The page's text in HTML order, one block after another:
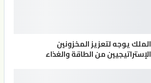
الملك يوجه لتعزيز المخزونين
الإستراتيجيين من الطاقة والغذاء